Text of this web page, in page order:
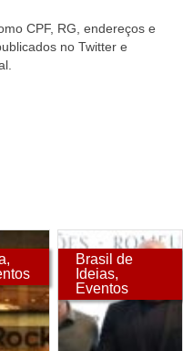
CPF, RG, endereços e
no Twitter e
,
Brasil de
Ideias,
Eventos